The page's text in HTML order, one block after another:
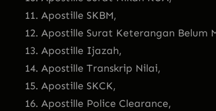
Apostille SKBM,
Apostille Surat Keterangan Belum
Apostille Ijazah,
Apostille Transkrip Nilai,
Apostille SKCK,
Apostille Police Clearance,